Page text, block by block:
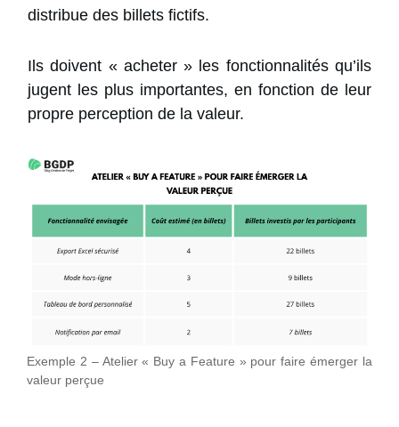
distribue des billets fictifs.
Ils doivent « acheter » les fonctionnalités qu’ils
jugent les plus importantes, en fonction de leur
propre perception de la valeur.
Exemple 2 – Atelier « Buy a Feature » pour faire émerger la
valeur perçue